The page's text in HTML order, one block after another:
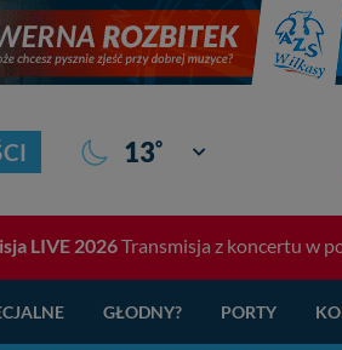
13° Giżycko
LIVE 2026Transmisja z koncertu w
GŁODNY? PORTY